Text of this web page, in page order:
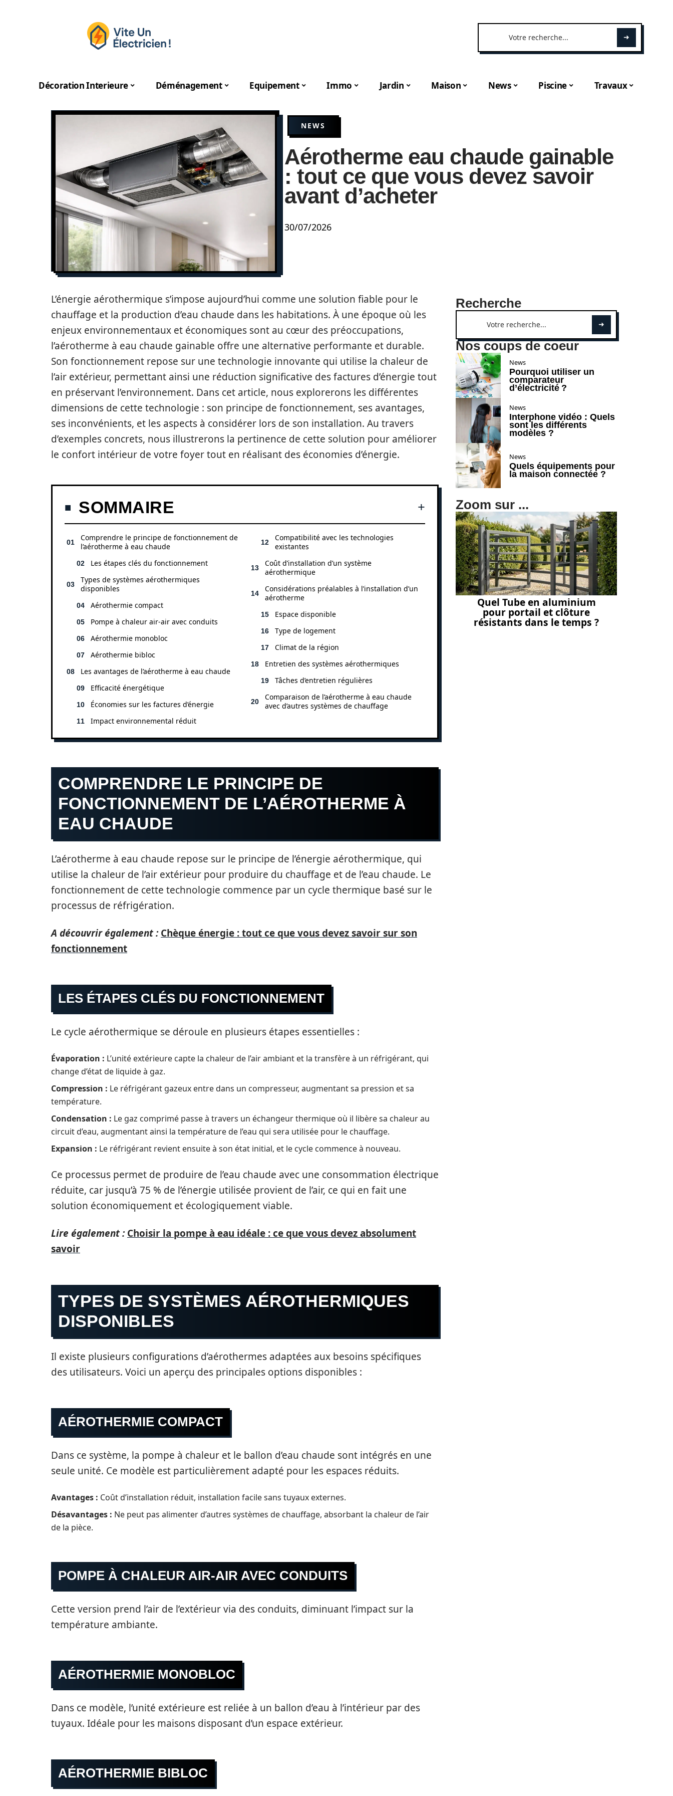
Décoration Interieure Déménagement Equipement Immo Jardin Maison News Piscine Travaux
NEWS
Aérotherme eau chaude gainable
: tout ce que vous devez savoir
avant d’acheter
30/07/2026
L’énergie aérothermique s’impose aujourd’hui comme une solution fiable pour le
chauffage et la production d’eau chaude dans les habitations. À une époque où les
enjeux environnementaux et économiques sont au cœur des préoccupations,
l’aérotherme à eau chaude gainable offre une alternative performante et durable.
Son fonctionnement repose sur une technologie innovante qui utilise la chaleur de
l’air extérieur, permettant ainsi une réduction significative des factures d’énergie tout
en préservant l’environnement. Dans cet article, nous explorerons les différentes
dimensions de cette technologie : son principe de fonctionnement, ses avantages,
ses inconvénients, et les aspects à considérer lors de son installation. Au travers
d’exemples concrets, nous illustrerons la pertinence de cette solution pour améliorer
le confort intérieur de votre foyer tout en réalisant des économies d’énergie.
SOMMAIRE
Comprendre le principe de fonctionnement de
l’aérotherme à eau chaude
Les étapes clés du fonctionnement
Types de systèmes aérothermiques
disponibles
Aérothermie compact
Pompe à chaleur air-air avec conduits
Aérothermie monobloc
Aérothermie bibloc
Les avantages de l’aérotherme à eau chaude
Efficacité énergétique
Économies sur les factures d’énergie
Impact environnemental réduit
Compatibilité avec les technologies
existantes
Coût d’installation d’un système
aérothermique
Considérations préalables à l’installation d’un
aérotherme
Espace disponible
Type de logement
Climat de la région
Entretien des systèmes aérothermiques
Tâches d’entretien régulières
Comparaison de l’aérotherme à eau chaude
avec d’autres systèmes de chauffage
COMPRENDRE LE PRINCIPE DE
FONCTIONNEMENT DE L’AÉROTHERME À
EAU CHAUDE
L’aérotherme à eau chaude repose sur le principe de l’énergie aérothermique, qui
utilise la chaleur de l’air extérieur pour produire du chauffage et de l’eau chaude. Le
fonctionnement de cette technologie commence par un cycle thermique basé sur le
processus de réfrigération.
A découvrir également : Chèque énergie : tout ce que vous devez savoir sur son
fonctionnement
LES ÉTAPES CLÉS DU FONCTIONNEMENT
Le cycle aérothermique se déroule en plusieurs étapes essentielles :
Évaporation : L’unité extérieure capte la chaleur de l’air ambiant et la transfère à un réfrigérant, qui
change d’état de liquide à gaz.
Compression : Le réfrigérant gazeux entre dans un compresseur, augmentant sa pression et sa
température.
Condensation : Le gaz comprimé passe à travers un échangeur thermique où il libère sa chaleur au
circuit d’eau, augmentant ainsi la température de l’eau qui sera utilisée pour le chauffage.
Expansion : Le réfrigérant revient ensuite à son état initial, et le cycle commence à nouveau.
Ce processus permet de produire de l’eau chaude avec une consommation électrique
réduite, car jusqu’à 75 % de l’énergie utilisée provient de l’air, ce qui en fait une
solution économiquement et écologiquement viable.
Lire également : Choisir la pompe à eau idéale : ce que vous devez absolument
savoir
TYPES DE SYSTÈMES AÉROTHERMIQUES
DISPONIBLES
Il existe plusieurs configurations d’aérothermes adaptées aux besoins spécifiques
des utilisateurs. Voici un aperçu des principales options disponibles :
AÉROTHERMIE COMPACT
Dans ce système, la pompe à chaleur et le ballon d’eau chaude sont intégrés en une
seule unité. Ce modèle est particulièrement adapté pour les espaces réduits.
Avantages : Coût d’installation réduit, installation facile sans tuyaux externes.
Désavantages : Ne peut pas alimenter d’autres systèmes de chauffage, absorbant la chaleur de l’air
de la pièce.
POMPE À CHALEUR AIR-AIR AVEC CONDUITS
Cette version prend l’air de l’extérieur via des conduits, diminuant l’impact sur la
température ambiante.
AÉROTHERMIE MONOBLOC
Dans ce modèle, l’unité extérieure est reliée à un ballon d’eau à l’intérieur par des
tuyaux. Idéale pour les maisons disposant d’un espace extérieur.
AÉROTHERMIE BIBLOC
Recherche
Nos coups de coeur
News
Pourquoi utiliser un
comparateur
d’électricité ?
News
Interphone vidéo : Quels
sont les différents
modèles ?
News
Quels équipements pour
la maison connectée ?
Zoom sur ...
Quel Tube en aluminium
pour portail et clôture
résistants dans le temps ?